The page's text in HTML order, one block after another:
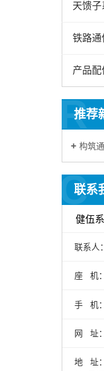
天馈子
铁路通
产品配
推荐
R
构筑通
联系
C
健伍
联系人
座 机
手 机
网 址
地 址